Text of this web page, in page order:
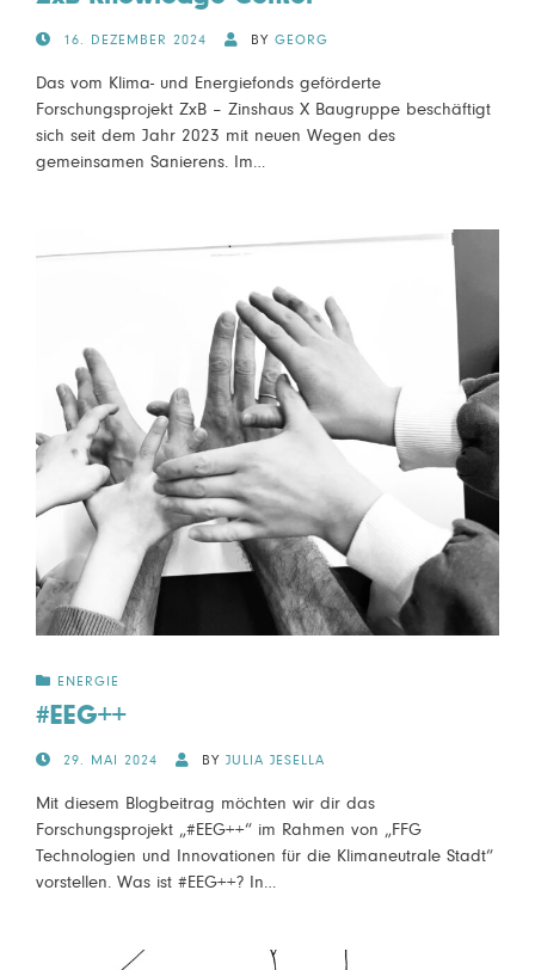
POSTED16. DEZEMBER 2024 BY GEORG
Das vom Klima- und Energiefonds geförderte
Forschungsprojekt ZxB – Zinshaus X Baugruppe beschäftigt
sich seit dem Jahr 2023 mit neuen Wegen des
gemeinsamen Sanierens. Im…
ENERGIE
#EEG++
POSTED29. MAI 2024 BY JULIA JESELLA
Mit diesem Blogbeitrag möchten wir dir das
Forschungsprojekt „#EEG++“ im Rahmen von „FFG
Technologien und Innovationen für die Klimaneutrale Stadt“
vorstellen. Was ist #EEG++? In…